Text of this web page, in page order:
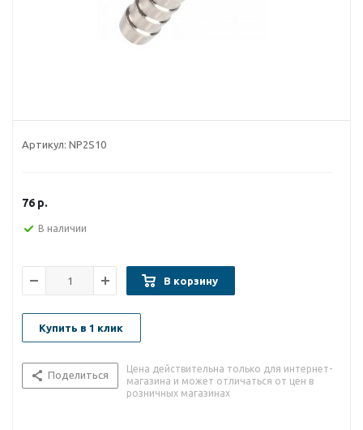
Артикул: NP2S10
76 р.
В наличии
В корзину
Купить в 1 клик
Поделиться
Цена действительна только для интернет-
магазина и может отличаться от цен в
розничных магазинах